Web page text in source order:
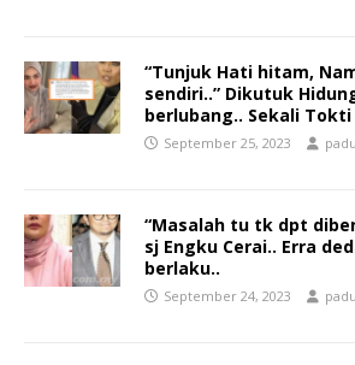
“Tunjuk Hati hitam,
sendiri..” Dikutuk
berlubang.. Sekali
September 25, 2023
“Masalah tu tk dpt
sj Engku Cerai.. Erra
berlaku..
September 24, 2023